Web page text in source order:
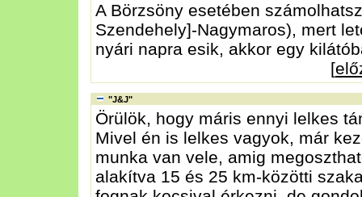
A Börzsöny esetében
Szendehely]-Nagymaros), mert
nyári napra esik, akkor egy
[
"J&J"
Örülök, hogy máris ennyi lelkes
Mivel én is lelkes vagyok, már
munka van vele, amig
alakítva 15 és 25 km-közötti